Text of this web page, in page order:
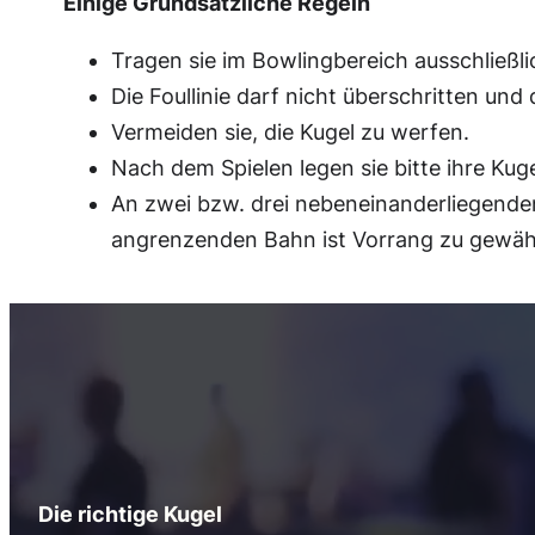
Tragen sie im Bowlingbereich
Die Foullinie darf nicht überschritten
Vermeiden sie, die Kugel zu werfen.
Nach dem Spielen legen sie bitte ihre
An zwei bzw. drei
angrenzenden Bahn ist Vorrang zu
Die richtige Kugel